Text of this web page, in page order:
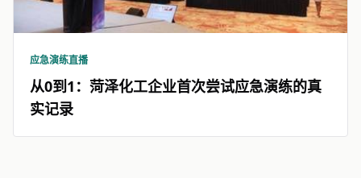
应急演练直播
从0到1：菏泽化工企业首次尝试应急演练的真
实记录